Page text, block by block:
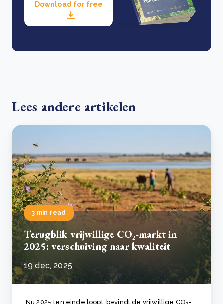
Download for free
Lees andere artikelen
3 min read
Terugblik vrijwillige CO₂-markt in
2025: verschuiving naar kwaliteit
19 dec, 2025
Nu 2025 ten einde loopt, bevindt de vrijwillige CO₂-